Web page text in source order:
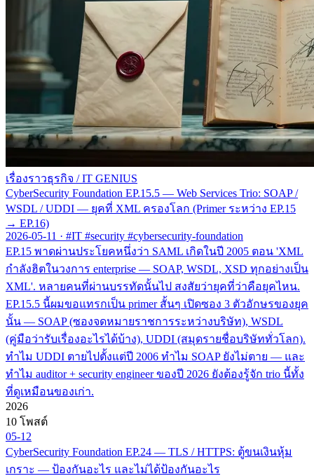
เรื่องราวธุรกิจ / IT GENIUS
CyberSecurity Foundation EP.15.5 — Web Services Trio: SOAP /
WSDL / UDDI — ยุคที่ XML ครองโลก (Primer ระหว่าง EP.15
→ EP.16)
2026-05-11 · #IT #security #cybersecurity-foundation
EP.15 พาดผ่านประโยคหนึ่งว่า SAML เกิดในปี 2005 ตอน 'XML
กำลังฮิตในวงการ enterprise — SOAP, WSDL, XSD ทุกอย่างเป็น
XML'. หลายคนที่ผ่านบรรทัดนั้นไป สงสัยว่ายุคที่ว่าคือยุคไหน.
EP.15.5 นี้ผมขอแทรกเป็น primer สั้นๆ เปิดซอง 3 ตัวอักษรของยุค
นั้น — SOAP (ซองจดหมายราชการระหว่างบริษัท), WSDL
(คู่มือว่ารับเรื่องอะไรได้บ้าง), UDDI (สมุดรายชื่อบริษัททั่วโลก).
ทำไม UDDI ตายไปตั้งแต่ปี 2006 ทำไม SOAP ยังไม่ตาย — และ
ทำไม auditor + security engineer ของปี 2026 ยังต้องรู้จัก trio นี้ทั้ง
ที่ดูเหมือนของเก่า.
2026
10 โพสต์
05-12
CyberSecurity Foundation EP.24 — TLS / HTTPS: ตู้ขนเงินหุ้ม
เกราะ — ป้องกันอะไร และไม่ได้ป้องกันอะไร